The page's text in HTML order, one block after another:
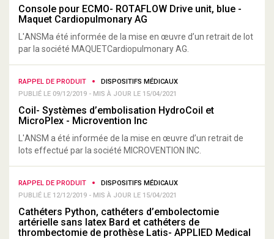
Console pour ECMO- ROTAFLOW Drive unit, blue -
Maquet Cardiopulmonary AG
L'ANSMa été informée de la mise en œuvre d’un retrait de lot
par la société MAQUETCardiopulmonary AG.
RAPPEL DE PRODUIT
DISPOSITIFS MÉDICAUX
PUBLIÉ LE 09/12/2019 - MIS À JOUR LE 15/04/2021
Coil- Systèmes d’embolisation HydroCoil et
MicroPlex - Microvention Inc
L'ANSM a été informée de la mise en œuvre d’un retrait de
lots effectué par la société MICROVENTION INC.
RAPPEL DE PRODUIT
DISPOSITIFS MÉDICAUX
PUBLIÉ LE 12/12/2019 - MIS À JOUR LE 15/04/2021
Cathéters Python, cathéters d’embolectomie
artérielle sans latex Bard et cathéters de
thrombectomie de prothèse Latis- APPLIED Medical